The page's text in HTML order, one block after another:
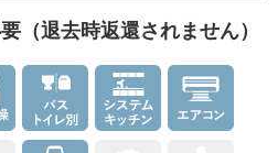
（退去時返還されません）